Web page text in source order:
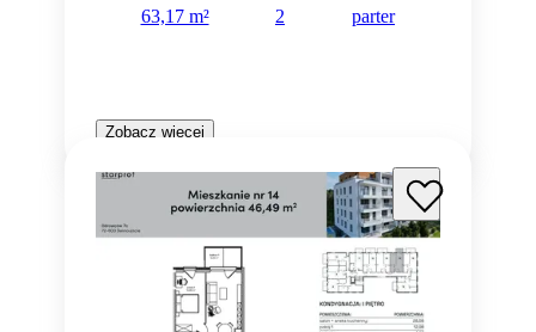
63,17 m²
2
parter
Zobacz więcej